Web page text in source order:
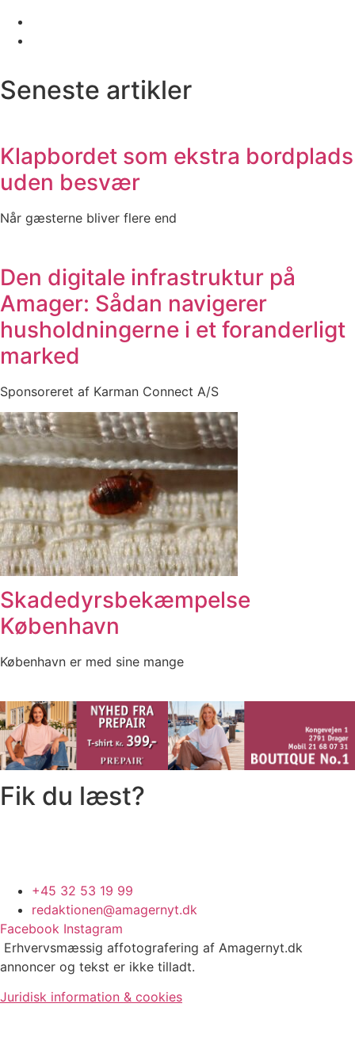
Seneste artikler
Klapbordet som ekstra bordplads
uden besvær
Når gæsterne bliver flere end
Den digitale infrastruktur på
Amager: Sådan navigerer
husholdningerne i et foranderligt
marked
Sponsoreret af Karman Connect A/S
Skadedyrsbekæmpelse
København
København er med sine mange
Fik du læst?
+45 32 53 19 99
redaktionen@amagernyt.dk
Facebook Instagram
Erhvervsmæssig affotografering af Amagernyt.dk
annoncer og tekst er ikke tilladt.
Juridisk information & cookies